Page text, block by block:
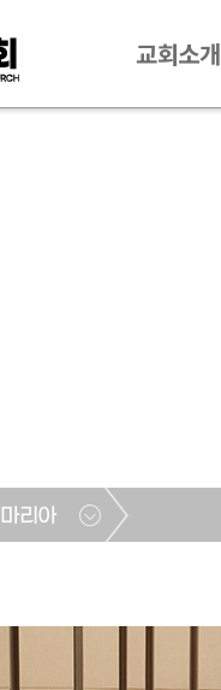
교회소개
마리아